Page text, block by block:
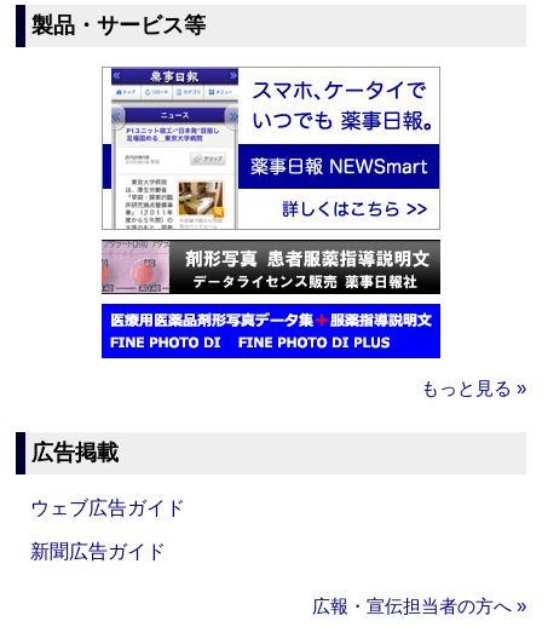
製品・サービス等
もっと見る »
広告掲載
ウェブ広告ガイド
新聞広告ガイド
広報・宣伝担当者の方へ »